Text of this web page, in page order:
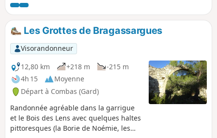
charmant village de Vic puis descendrez jusqu'à Saint-
Nicolas à proximité du prieuré et du pont éponymes.
Débute ensuite la remontée sur le plateau en surplombant
le Gardon par un sentier tantôt escarpé avec de petits
lapiaz. Enfin, une jolie piste vous mènera jusqu'au Castellas
où le belvédère sur un méandre du Gardon en forme de fer
à cheval est époustouflant. En rentrant vers le parking, vous
aurez l'occasion de découvrir la surprenante Grotte de la
Trone.
Les Grottes de Bragassargues
Visorandonneur
12,80 km
+218 m
-215 m
4h 15
Moyenne
Départ à Combas (Gard)
Randonnée agréable dans la garrigue
et le Bois des Lens avec quelques haltes
pittoresques (la Borie de Noémie, les